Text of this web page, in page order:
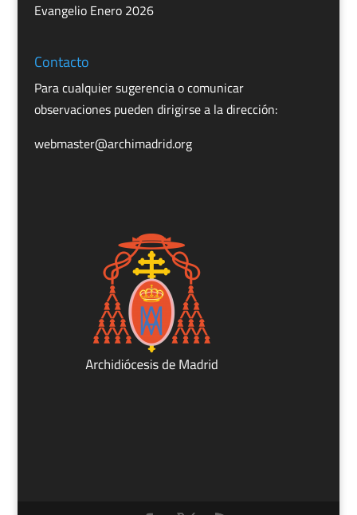
Evangelio Enero 2026
Contacto
Para cualquier sugerencia o comunicar
observaciones pueden dirigirse a la dirección:
webmaster@archimadrid.org